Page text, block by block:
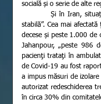
socială și o serie de alte
          Și în Iran, situație provocată de coronavirus este considerată în momentul de față, „relativ
stabilă”. Cea mai
decese și peste 1.000
Jahanpour, „peste 986
pacienţi trataţi în
de Covid-19 au fost
a impus măsuri de
autorizat redeschiderea
în circa 30% din